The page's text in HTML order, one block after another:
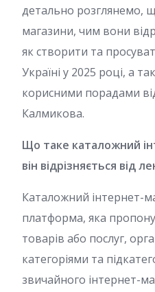
детально розглянемо,
магазини, чим вони
як створити та
Україні у 2025 році, а
корисними порадами
Калмикова.
Що таке каталожний
він відрізняється від
Каталожний інтернет-
платформа, яка
товарів або послуг,
категоріями та
звичайного інтернет-